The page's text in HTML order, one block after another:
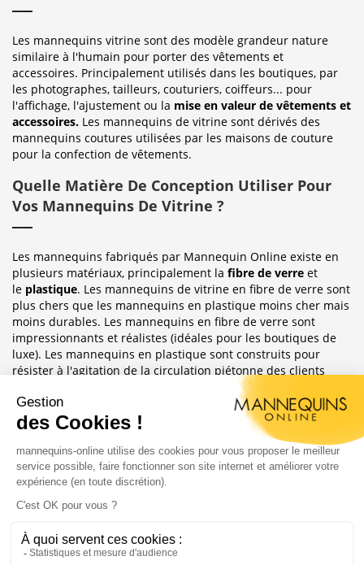
Les mannequins vitrine sont des modèle grandeur nature
similaire à l'humain pour porter des vêtements et
accessoires. Principalement utilisés dans les boutiques, par
les photographes, tailleurs, couturiers, coiffeurs... pour
l'affichage, l'ajustement ou la mise en valeur de vêtements et
accessoires. Les mannequins de vitrine sont dérivés des
mannequins coutures utilisées par les maisons de couture
pour la confection de vêtements.
Quelle Matière De Conception Utiliser Pour
Vos Mannequins De Vitrine ?
Les mannequins fabriqués par Mannequin Online existe en
plusieurs matériaux, principalement la fibre de verre et
le plastique. Les mannequins de vitrine en fibre de verre sont
plus chers que les mannequins en plastique moins cher mais
moins durables. Les mannequins en fibre de verre sont
impressionnants et réalistes (idéales pour les boutiques de
luxe). Les mannequins en plastique sont construits pour
résister à l'agitation de la circulation piétonne des clients
habituellement observée dans le magasin où ils sont placés.
Sublimez Vos Boutiques, Vitrines Et
Les mannequins sont idéales pour les magasins de détail, en
étalages de magasin ou décoration de vitrine. Ils ont
d'afficher leurs produits ou prendre des photos.